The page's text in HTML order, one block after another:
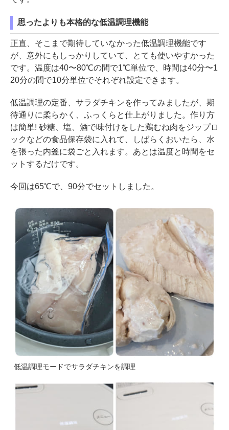
思ったよりも本格的な低温調理機能
正直、そこまで期待していなかった低温調理機能です
が、意外にもしっかりしていて、とても使いやすかった
です。温度は40〜80℃の間で1℃単位で、時間は40分〜1
20分の間で10分単位でそれぞれ設定できます。
低温調理の定番、サラダチキンを作ってみましたが、期
待通りに柔らかく、ふっくらと仕上がりました。作り方
は簡単! 砂糖、塩、酒で味付けをした鶏むね肉をジップロ
ックなどの食品保存袋に入れて、しばらくおいたら、水
を張った内釜に袋ごと入れます。あとは温度と時間をセ
ットするだけです。
今回は65℃で、90分でセットしました。
低温調理モードでサラダチキンを調理